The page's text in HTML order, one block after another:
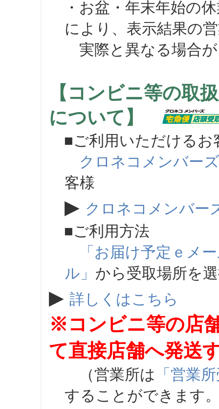
・お盆・年末年始の
により、表示結果の
実際と異なる場合が
【コンビニ等の取
について】
■ご利用いただけるお
クロネコメンバーズ
客様
▶ クロネコメンバー
■ご利用方法
「お届け予定ｅメ
ル」 から受取場所を
▶ 詳しくはこちら
※コンビニ等の店
て直接店舗へ発送
（営業所は 「営業
することができます